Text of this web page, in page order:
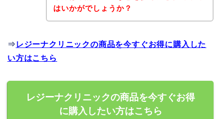
はいかがでしょうか？
⇒ レジーナクリニックの商品を今すぐお得に購入した
い方はこちら
レジーナクリニックの商品を今すぐお得
に購入したい方はこちら